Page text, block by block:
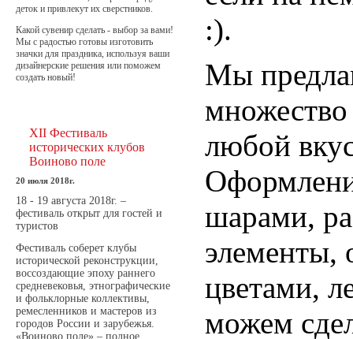
:).
Мы
множество
любой
шарами,
элементы,
цветами,
можем
деток и привлекут их сверстников.
Какой сувенир сделать - выбор за вами!
Мы с радостью готовы изготовить
значки для праздника, используя ваши
дизайнерские решения или поможем
создать новый!
XII Фестиваль
исторических клубов
Воиново поле
20 июля 2018г.
18 - 19 августа 2018г. –
фестиваль открыт для гостей и
туристов
Фестиваль соберет клубы
исторической реконструкции,
воссоздающие эпоху раннего
средневековья, этнографические
и фольклорные коллективы,
ремесленников и мастеров из
городов России и зарубежья.
«Воиново поле» – полное